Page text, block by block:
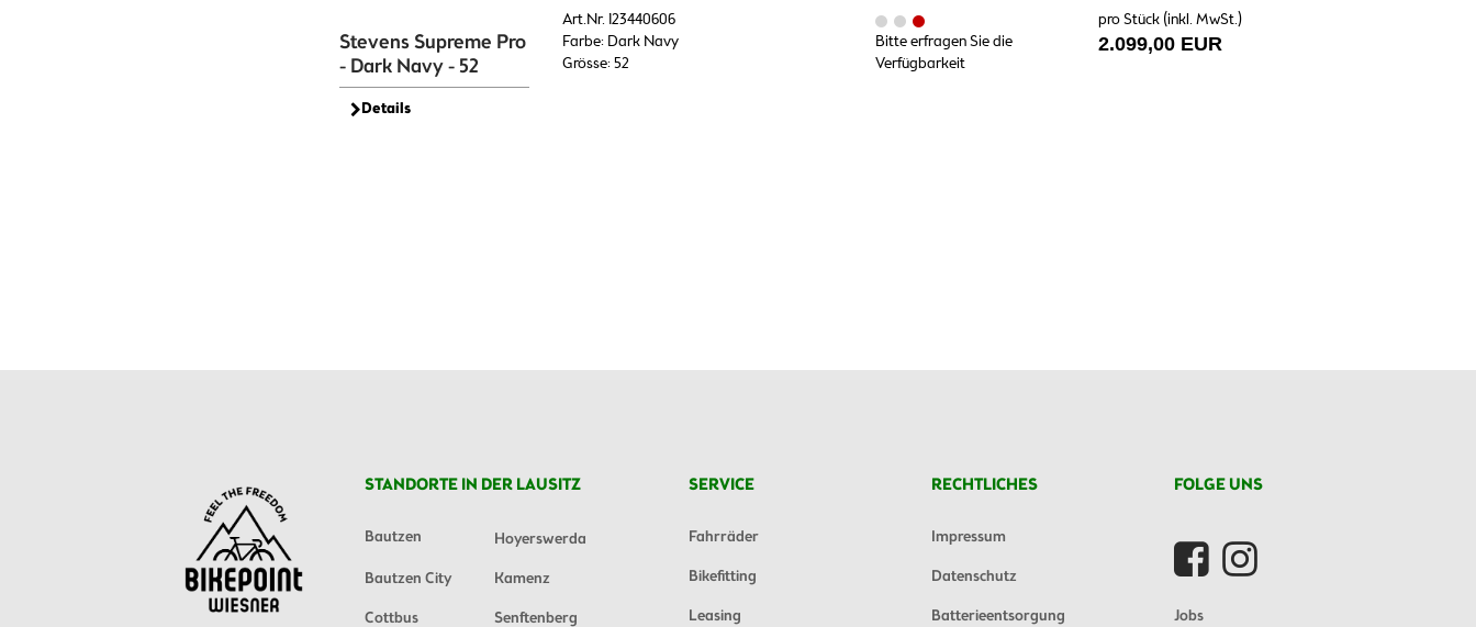
Stevens Supreme Pro
- Dark Navy - 52
Details
Art.Nr. 123440606
Farbe: Dark Navy
Grösse: 52
Bitte erfragen Sie die
Verfügbarkeit
pro Stück (inkl. MwSt.)
2.099,00 EUR
STANDORTE IN DER LAUSITZ
Bautzen
Hoyerswerda
Bautzen City
Kamenz
Cottbus
Senftenberg
SERVICE
Fahrräder
Bikefitting
Leasing
RECHTLICHES
Impressum
Datenschutz
Batterieentsorgung
FOLGE UNS
Jobs